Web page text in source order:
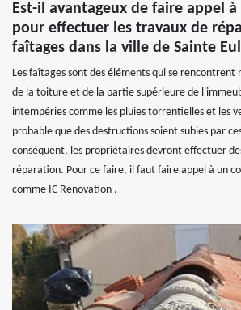
Est-il avantageux de faire appel à
pour effectuer les travaux de
faîtages dans la ville de Sainte
Les faîtages sont des éléments qui se
de la toiture et de la partie supérieure de
intempéries comme les pluies torrentielles et les
probable que des destructions soient subies par
conséquent, les propriétaires devront effectuer
réparation. Pour ce faire, il faut faire appel à un
comme IC Renovation .